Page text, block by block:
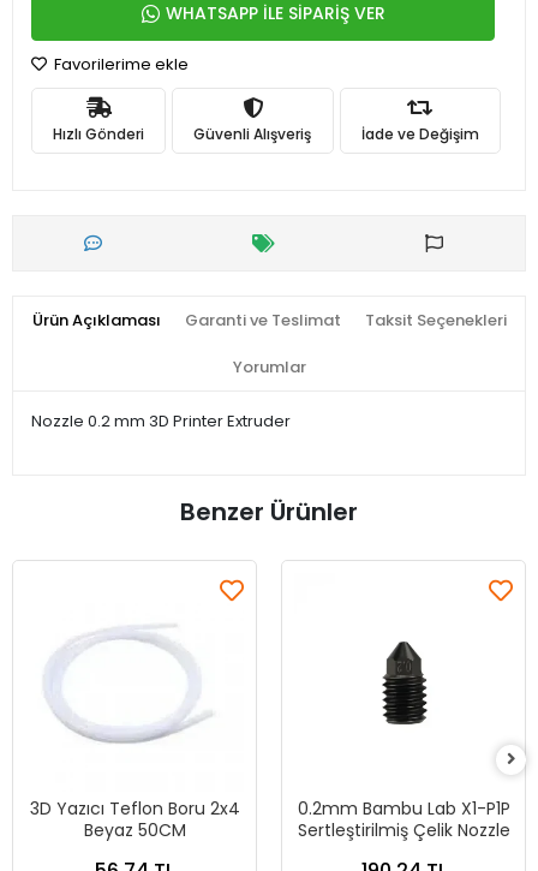
WHATSAPP İLE SİPARİŞ VER
Favorilerime ekle
Hızlı Gönderi Güvenli Alışveriş İade ve Değişim
Ürün Açıklaması Garanti ve Teslimat Taksit Seçenekleri
Yorumlar
Nozzle 0.2 mm 3D Printer Extruder
Benzer Ürünler
3D Yazıcı Teflon Boru 2x4
Beyaz 50CM
0.2mm Bambu Lab X1-P1P
Sertleştirilmiş Çelik Nozzle